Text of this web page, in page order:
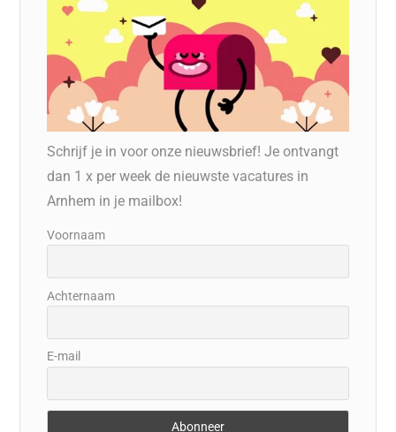
Schrijf je in voor onze nieuwsbrief! Je ontvangt
dan 1 x per week de nieuwste vacatures in
Arnhem in je mailbox!
Voornaam
Achternaam
E-mail